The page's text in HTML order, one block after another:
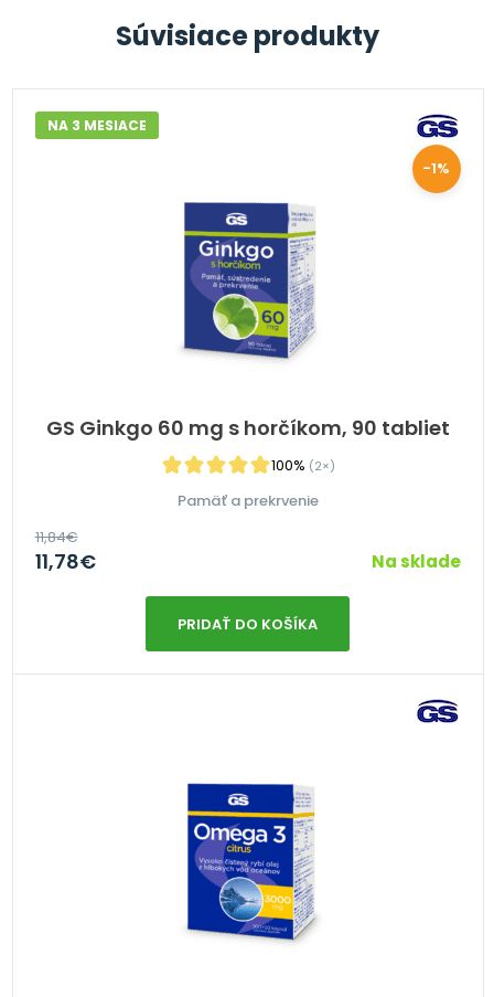
Súvisiace produkty
GS Ginkgo 60 mg s horčíkom, 90 tabliet
100% (2×)
NA 3 MESIACE
Pamäť a prekrvenie
-1%
11,84€
11,78€ Na sklade
PRIDAŤ DO KOŠÍKA